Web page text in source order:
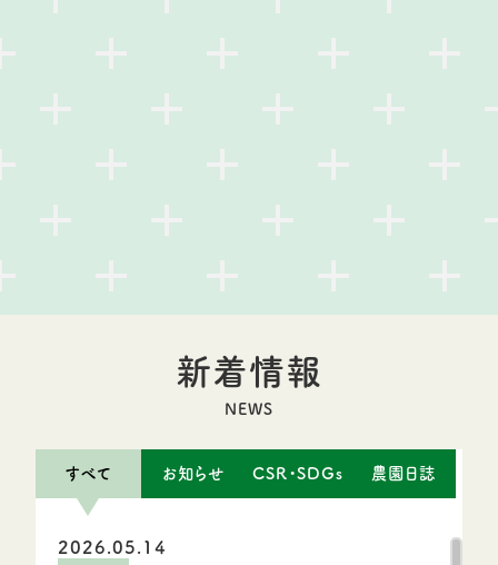
新着情報
NEWS
すべて お知らせ CSR・SDGs 農園日誌
2026.05.14